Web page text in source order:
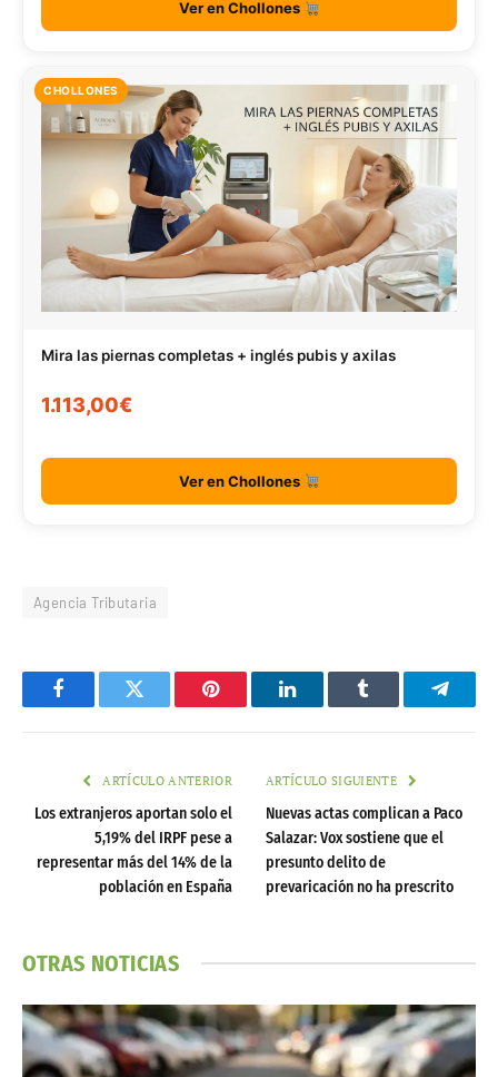
Ver en Chollones
CHOLLONES
Mira las piernas completas + inglés pubis y axilas
1.113,00€
Ver en Chollones
Agencia Tributaria
FacebookTwitter Pinterest LinkedInTumblr
ARTÍCULO ANTERIOR
Los extranjeros aportan solo el
5,19% del IRPF pese a
representar más del 14% de la
población en España
ARTÍCULO SIGUIENTE
Nuevas actas complican a Paco
Salazar: Vox sostiene que el
presunto delito de
prevaricación no ha prescrito
OTRAS NOTICIAS